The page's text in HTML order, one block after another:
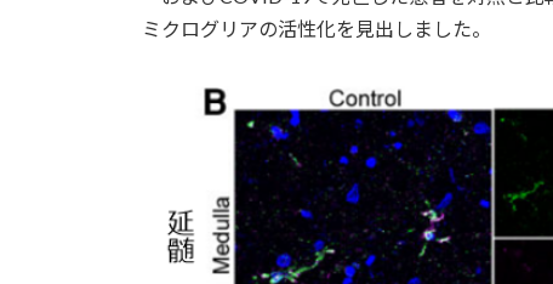
ミクログリアの活性化を見出しました。